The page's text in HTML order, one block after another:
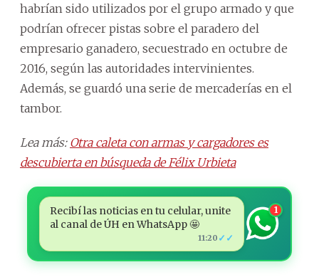
habrían sido utilizados por el grupo armado y que
podrían ofrecer pistas sobre el paradero del
empresario ganadero, secuestrado en octubre de
2016, según las autoridades intervinientes.
Además, se guardó una serie de mercaderías en el
tambor.
Lea más: Otra caleta con armas y cargadores es
descubierta en búsqueda de Félix Urbieta
Recibí las noticias en tu celular, unite
al canal de ÚH en WhatsApp 🤩
11:20 ✓✓
1